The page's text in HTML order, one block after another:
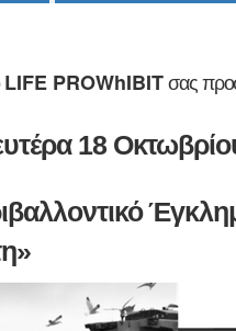
LIFE PROWhIBITσας
18